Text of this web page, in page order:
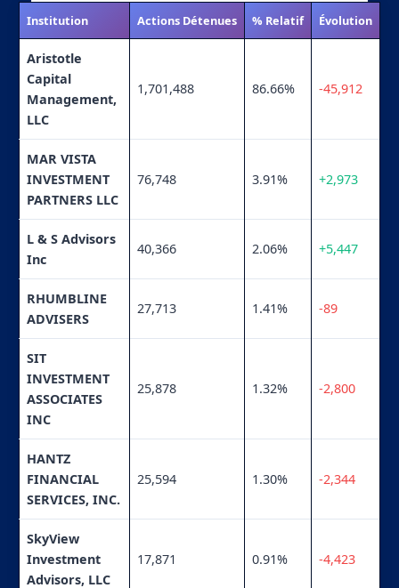
Institution Actions Détenues % Relatif Évolution
Aristotle
Capital
Management,
LLC
1,701,488 86.66% -45,912
MAR VISTA
INVESTMENT
PARTNERS LLC
76,748 3.91% +2,973
L & S Advisors
Inc
40,366 2.06% +5,447
RHUMBLINE
ADVISERS
27,713 1.41% -89
SIT
INVESTMENT
ASSOCIATES
INC
25,878 1.32% -2,800
HANTZ
FINANCIAL
SERVICES, INC.
25,594 1.30% -2,344
SkyView
Investment
Advisors, LLC
17,871 0.91% -4,423